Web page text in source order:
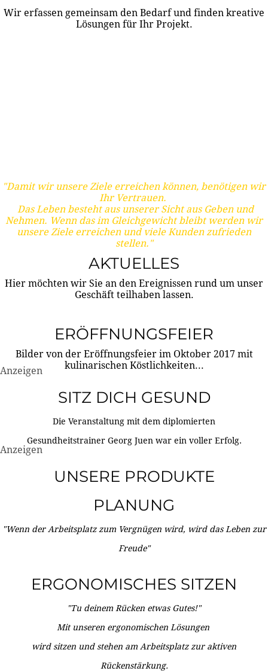
Wir erfassen gemeinsam den Bedarf und finden kreative
Lösungen für Ihr Projekt.
"Damit wir unsere Ziele erreichen können, benötigen wir
Ihr Vertrauen.
Das Leben besteht aus unserer Sicht aus Geben und
Nehmen. Wenn das im Gleichgewicht bleibt werden wir
unsere Ziele erreichen und viele Kunden zufrieden
stellen."
AKTUELLES
Hier möchten wir Sie an den Ereignissen rund um unser
Geschäft teilhaben lassen.
ERÖFFNUNGSFEIER
Bilder von der Eröffnungsfeier im Oktober 2017 mit
kulinarischen Köstlichkeiten...
Anzeigen
SITZ DICH GESUND
Die Veranstaltung mit dem diplomierten
Gesundheitstrainer Georg Juen war ein voller Erfolg.
Anzeigen
UNSERE PRODUKTE
PLANUNG
"Wenn der Arbeitsplatz zum Vergnügen wird, wird das Leben zur
Freude"
ERGONOMISCHES SITZEN
"Tu deinem Rücken etwas Gutes!"
Mit unseren ergonomischen Lösungen
wird sitzen und stehen am Arbeitsplatz zur aktiven
Rückenstärkung.